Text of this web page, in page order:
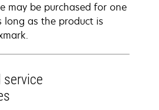
may be purchased for one
long as the product is
service